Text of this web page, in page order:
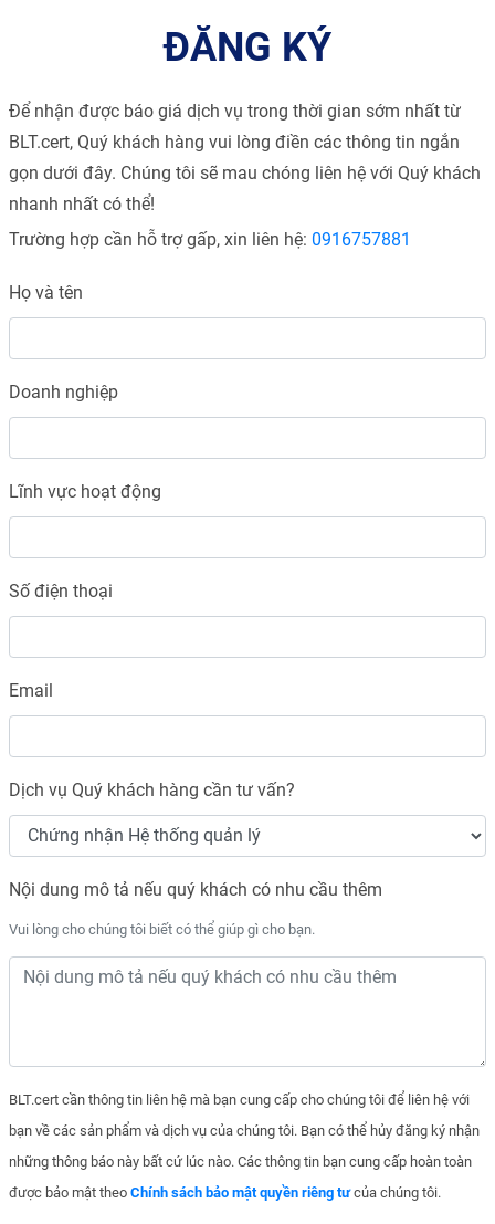
ĐĂNG KÝ
Để nhận được báo giá dịch vụ trong thời gian sớm nhất từ
BLT.cert, Quý khách hàng vui lòng điền các thông tin ngắn
gọn dưới đây. Chúng tôi sẽ mau chóng liên hệ với Quý khách
nhanh nhất có thể!
Trường hợp cần hỗ trợ gấp, xin liên hệ: 0916757881
Họ và tên
Doanh nghiệp
Lĩnh vực hoạt động
Số điện thoại
Email
Dịch vụ Quý khách hàng cần tư vấn?
Nội dung mô tả nếu quý khách có nhu cầu thêm
Vui lòng cho chúng tôi biết có thể giúp gì cho bạn.
BLT.cert cần thông tin liên hệ mà bạn cung cấp cho chúng tôi để liên hệ với
bạn về các sản phẩm và dịch vụ của chúng tôi. Bạn có thể hủy đăng ký nhận
những thông báo này bất cứ lúc nào. Các thông tin bạn cung cấp hoàn toàn
được bảo mật theo Chính sách bảo mật quyền riêng tưcủa chúng tôi.